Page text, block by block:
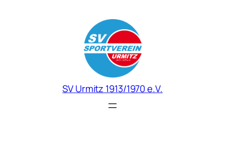
SV Urmitz 1913/1970 e.V.